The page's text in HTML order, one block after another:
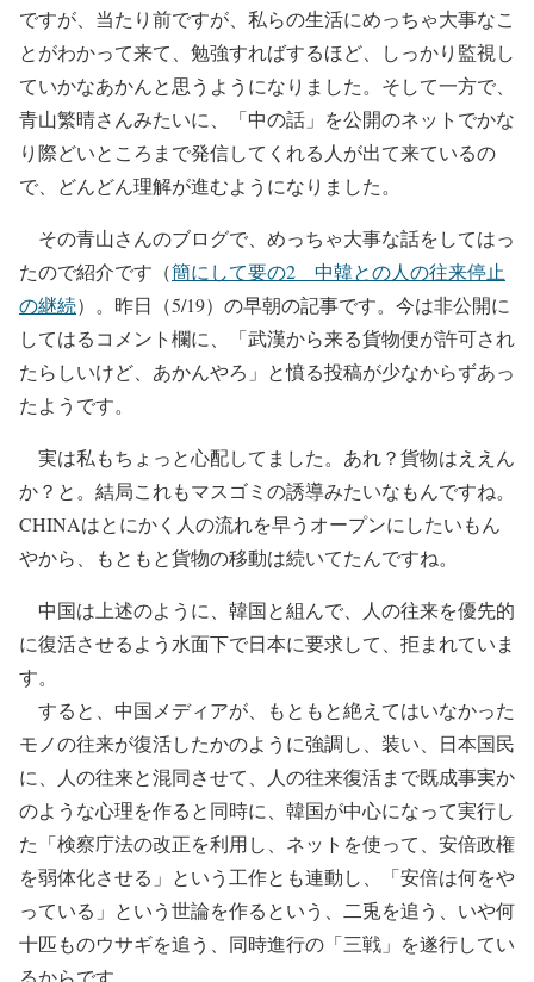
ですが、当たり前ですが、私らの生活にめっちゃ大事なこ
とがわかって来て、勉強すればするほど、しっかり監視し
ていかなあかんと思うようになりました。そして一方で、
青山繁晴さんみたいに、「中の話」を公開のネットでかな
り際どいところまで発信してくれる人が出て来ているの
で、どんどん理解が進むようになりました。
その青山さんのブログで、めっちゃ大事な話をしてはっ
たので紹介です（簡にして要の2 中韓との人の往来停止
の継続）。昨日（5/19）の早朝の記事です。今は非公開に
してはるコメント欄に、「武漢から来る貨物便が許可され
たらしいけど、あかんやろ」と憤る投稿が少なからずあっ
たようです。
実は私もちょっと心配してました。あれ？貨物はええん
か？と。結局これもマスゴミの誘導みたいなもんですね。
CHINAはとにかく人の流れを早うオープンにしたいもん
やから、もともと貨物の移動は続いてたんですね。
中国は上述のように、韓国と組んで、人の往来を優先的
に復活させるよう水面下で日本に要求して、拒まれていま
す。
すると、中国メディアが、もともと絶えてはいなかった
モノの往来が復活したかのように強調し、装い、日本国民
に、人の往来と混同させて、人の往来復活まで既成事実か
のような心理を作ると同時に、韓国が中心になって実行し
た「検察庁法の改正を利用し、ネットを使って、安倍政権
を弱体化させる」という工作とも連動し、「安倍は何をや
っている」という世論を作るという、二兎を追う、いや何
十匹ものウサギを追う、同時進行の「三戦」を遂行してい
るからです。